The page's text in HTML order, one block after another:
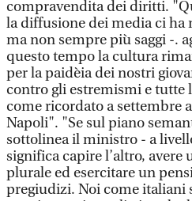
compravendita dei diritti.
la diffusione dei media ci
ma non sempre più saggi -.
questo tempo la cultura
per la paidèia dei nostri
contro gli estremismi e tutte
come ricordato a settembre
Napoli". "Se sul piano
sottolinea il ministro - a
significa capire l’altro,
plurale ed esercitare un
pregiudizi. Noi come italiani